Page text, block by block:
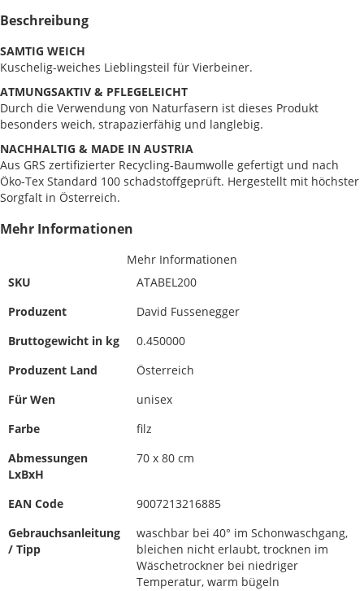
Beschreibung
SAMTIG WEICH
Kuschelig-weiches Lieblingsteil für Vierbeiner.
ATMUNGSAKTIV & PFLEGELEICHT
Durch die Verwendung von Naturfasern ist dieses Produkt
besonders weich, strapazierfähig und langlebig.
NACHHALTIG & MADE IN AUSTRIA
Aus GRS zertifizierter Recycling-Baumwolle gefertigt und nach
Öko-Tex Standard 100 schadstoffgeprüft. Hergestellt mit höchster
Sorgfalt in Österreich.
Mehr Informationen
Mehr Informationen
SKU
ATABEL200
Produzent
David Fussenegger
Bruttogewicht in kg
0.450000
Produzent Land
Österreich
Für Wen
unisex
Farbe
filz
Abmessungen
LxBxH
70 x 80 cm
EAN Code
9007213216885
Gebrauchsanleitung
/ Tipp
waschbar bei 40° im Schonwaschgang,
bleichen nicht erlaubt, trocknen im
Wäschetrockner bei niedriger
Temperatur, warm bügeln